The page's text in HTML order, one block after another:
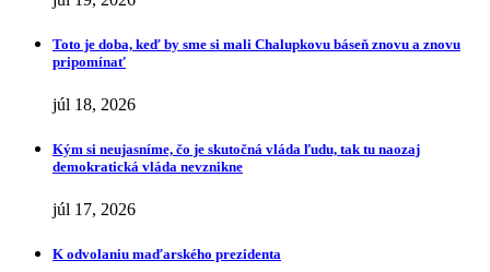
Toto je doba, keď by sme si mali Chalupkovu báseň znovu a znovu
pripomínať
júl 18, 2026
Kým si neujasníme, čo je skutočná vláda ľudu, tak tu naozaj
demokratická vláda nevznikne
júl 17, 2026
K odvolaniu maďarského prezidenta